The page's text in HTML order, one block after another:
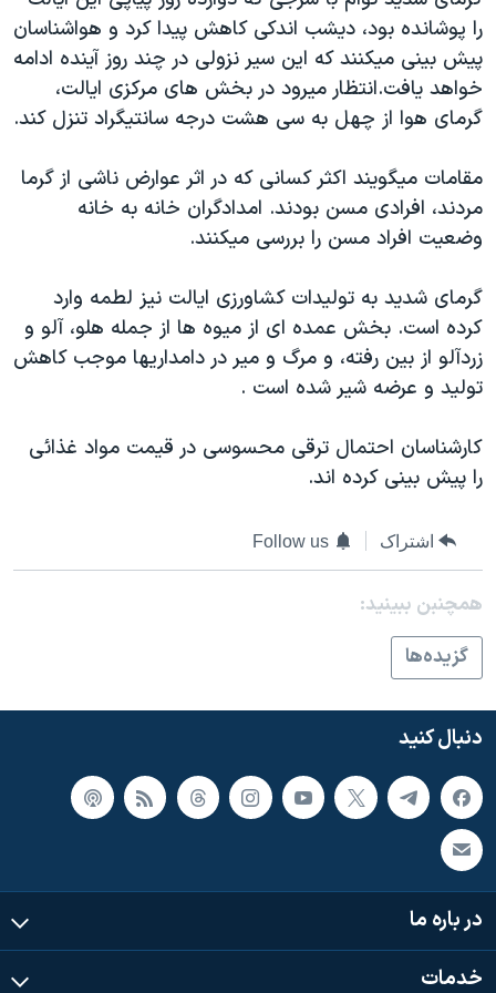
فرهنگ و زندگی
حقوق شهروندی
اقتصادی
اسرائیل در جنگ
گالری عکس
مستندها
انتخابات ریاست جمهوری آمریکا ۲۰۲۴
حمله جمهوری اسلامی به اسرائیل
ورزش زنان در ایران
اعتراضات زن، زندگی، آزادی
تریبونال مردمی آبان ۹۸
دادگاه حمید نوری
چهل سال گروگان‌گیری
اعتراضات مردمی آبان ۹۸
نرگس محمدی برنده جایزه نوبل صلح
صفحه‌های ویژه
سفر پرزیدنت ترامپ به چین
دنبال کنید
زبانهای مختلف
را پوشانده بود، ديشب اندکی کاهش پيدا کرد و هواشناسان
پيش بينی ميکنند که اين سير نزولی در چند روز آينده ادامه
خواهد يافت.انتظار ميرود در بخش های مرکزی ايالت،
گرمای هوا از چهل به سی هشت درجه سانتيگراد تنزل کند.
مقامات ميگويند اکثر کسانی که در اثر عوارض ناشی از گرما
مردند، افرادی مسن بودند. امدادگران خانه به خانه
وضعيت افراد مسن را بررسی ميکنند.
گرمای شديد به توليدات کشاورزی ايالت نيز لطمه وارد
کرده است. بخش عمده ای از ميوه ها از جمله هلو، آلو و
زردآلو از بين رفته، و مرگ و مير در دامداريها موجب کاهش
توليد و عرضه شير شده است .
کارشناسان احتمال ترقی محسوسی در قيمت مواد غذائی
را پيش بينی کرده اند.
اشتراک Follow us
همچنبن ببینید:
گزيده‌ها
دنبال کنید
در باره ما
خدمات